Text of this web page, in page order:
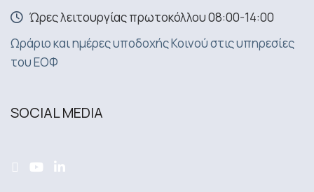
Ώρες λειτουργίας πρωτοκόλλου 08:00-14:00
Ωράριο και ημέρες υποδοχής Κοινού στις υπηρεσίες
του ΕΟΦ
SOCIAL MEDIA